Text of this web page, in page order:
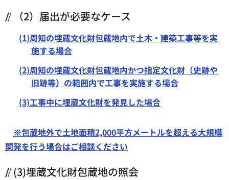
（2）届出が必要なケース
(1)周知の埋蔵文化財包蔵地内で土木・建築工事等を実
施する場合
(2)周知の埋蔵文化財包蔵地内かつ指定文化財（史跡や
旧跡等）の範囲内で工事を実施する場合
(3)工事中に埋蔵文化財を発見した場合
※包蔵地外で土地面積2,000平方メートルを超える大規模
開発を行う場合はご相談ください
(3)埋蔵文化財包蔵地の照会